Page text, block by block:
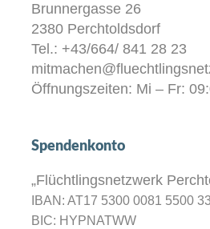
Brunnergasse 26
2380 Perchtoldsdorf
Tel.: +43/664/ 841 28 23
Öffnungszeiten: Mi – Fr:
Spendenkonto
„Flüchtlingsnetzwerk
IBAN: AT17 5300 0081 5500
BIC: HYPNATWW